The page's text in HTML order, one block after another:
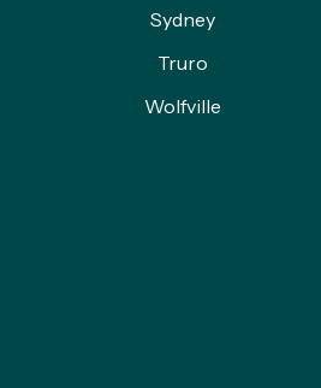
Sydney
Truro
Wolfville